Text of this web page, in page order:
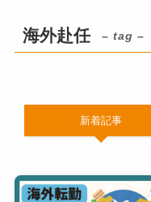
海外赴任 – tag –
新着記事